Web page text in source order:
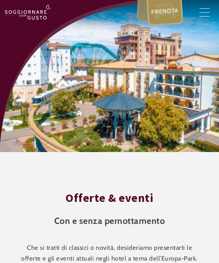
PRENOTA
Offerte & eventi
Con e senza pernottamento
Che si tratti di classici o novità, desideriamo presentarti le
offerte e gli eventi attuali negli hotel a tema dell’Europa-Park.